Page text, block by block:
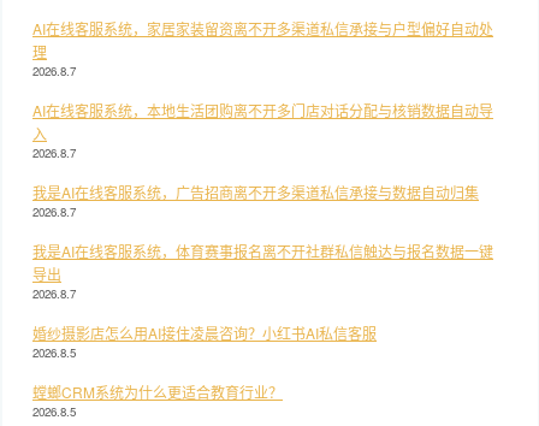
AI在线客服系统，家居家装留资离不开多渠道私信承接与户型偏好自动处
理
2026.8.7
AI在线客服系统，本地生活团购离不开多门店对话分配与核销数据自动导
入
2026.8.7
我是AI在线客服系统，广告招商离不开多渠道私信承接与数据自动归集
2026.8.7
我是AI在线客服系统，体育赛事报名离不开社群私信触达与报名数据一键
导出
2026.8.7
婚纱摄影店怎么用AI接住凌晨咨询？小红书AI私信客服
2026.8.5
螳螂CRM系统为什么更适合教育行业？
2026.8.5